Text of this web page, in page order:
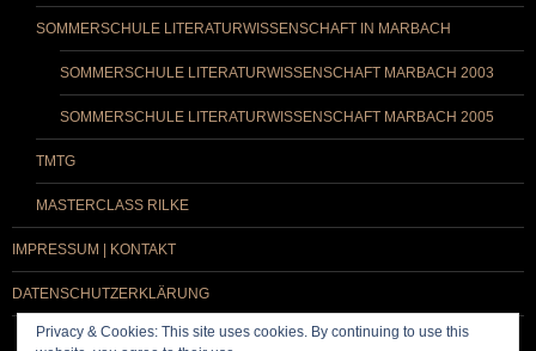
SOMMERSCHULE LITERATURWISSENSCHAFT IN MARBACH
SOMMERSCHULE LITERATURWISSENSCHAFT MARBACH 2003
SOMMERSCHULE LITERATURWISSENSCHAFT MARBACH 2005
TMTG
MASTERCLASS RILKE
IMPRESSUM | KONTAKT
DATENSCHUTZERKLÄRUNG
Privacy & Cookies: This site uses cookies. By continuing to use this